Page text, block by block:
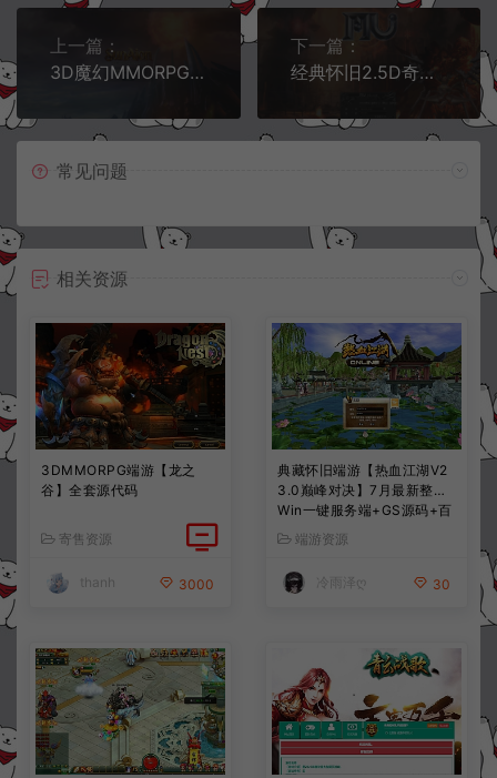
上一篇：
3D魔幻MMORPG端游【永恒之塔3.5精修版】10月最新整理Win一键服务端+GM指令+PC客户端+详细搭建教程
下一篇：
经典怀旧2.5D奇迹端游【远古奇迹S6魔改版】10月最新整理Win一键服务端+网页注册+GM工具+PC客户端+详细搭建教程
常见问题
相关资源
3DMMORPG端游【龙之
谷】全套源代码
寄售资源
thanh 3000
典藏怀旧端游【热血江湖V2
3.0巅峰对决】7月最新整理
Win一键服务端+GS源码+百
宝阁+在线GM工具+PC客户
端+详细搭建教程
端游资源
冷雨泽ღ 30